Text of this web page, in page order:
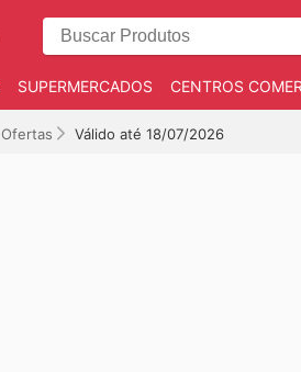
SUPERMERCADOS CENTROS
Ofertas Válido até 18/07/2026